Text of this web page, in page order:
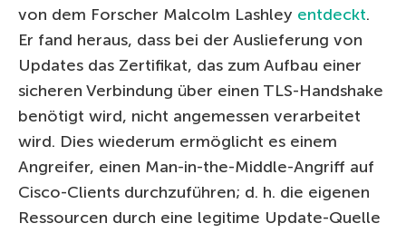
von dem Forscher Malcolm Lashley entdeckt.
Er fand heraus, dass bei der Auslieferung von
Updates das Zertifikat, das zum Aufbau einer
sicheren Verbindung über einen TLS-Handshake
benötigt wird, nicht angemessen verarbeitet
wird. Dies wiederum ermöglicht es einem
Angreifer, einen Man-in-the-Middle-Angriff auf
Cisco-Clients durchzuführen; d. h. die eigenen
Ressourcen durch eine legitime Update-Quelle